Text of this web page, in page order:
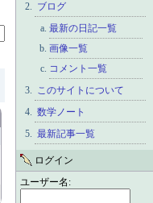
ブログ
最新の日記一覧
画像一覧
コメント一覧
このサイトについて
数学ノート
最新記事一覧
ログイン
ユーザー名: